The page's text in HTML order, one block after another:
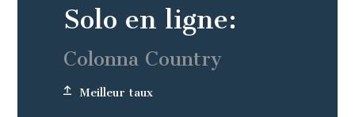
Solo en ligne:
Colonna Country
Meilleur taux